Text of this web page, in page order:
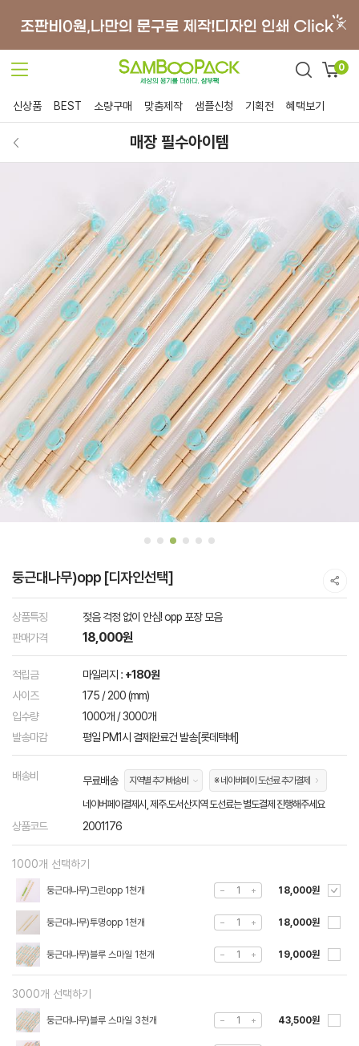
0
신상품 BEST 소량구매 맞춤제작 샘플신청 기획전 혜택보기
매장 필수아이템
둥근대나무)opp [디자인선택]
상품특징
젖음 걱정 없이 안심! opp 포장 모음
판매가격
18,000원
적립금 마일리지 : +180원
사이즈
175 / 200 (mm)
입수량
1000개 / 3000개
발송마감
평일 PM1시 결제완료건 발송[롯데택배]
배송비 무료배송 지역별 추가배송비 ※ 네이버페이 도선료 추가결제
네이버페이결제시, 제주.도서산지역 도선료는 별도결제 진행해주세요
상품코드 2001176
1000개 선택하기
둥근대나무)그린opp 1천개 18,000원
둥근대나무)투명opp 1천개 18,000원
둥근대나무)블루 스마일 1천개 19,000원
3000개 선택하기
둥근대나무)블루 스마일 3천개 43,500원